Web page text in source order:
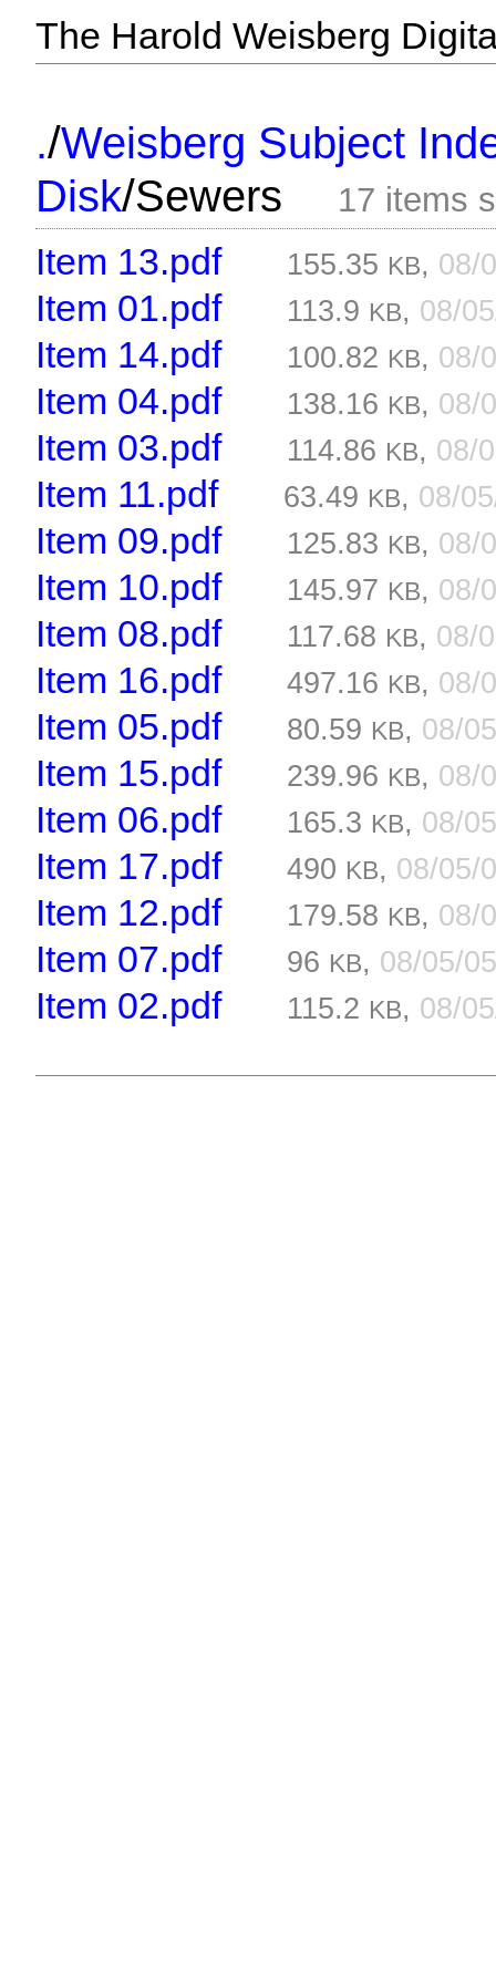
The Harold Weisberg
./Weisberg Subject
Disk/Sewers 17 items
Item 13.pdf 155.35 KB, 08/
Item 01.pdf 113.9 KB, 08/
Item 14.pdf 100.82 KB, 08/
Item 04.pdf 138.16 KB, 08/
Item 03.pdf 114.86 KB, 08/
Item 11.pdf 63.49 KB, 08/
Item 09.pdf 125.83 KB, 08/
Item 10.pdf 145.97 KB, 08/
Item 08.pdf 117.68 KB, 08/
Item 16.pdf 497.16 KB, 08/
Item 05.pdf 80.59 KB, 08/
Item 15.pdf 239.96 KB, 08/
Item 06.pdf 165.3 KB, 08/
Item 17.pdf 490 KB, 08/05/
Item 12.pdf 179.58 KB, 08/
Item 07.pdf 96 KB, 08/05/
Item 02.pdf 115.2 KB, 08/